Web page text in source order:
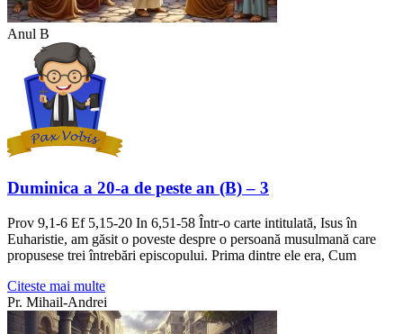
Anul B
Duminica a 20-a de peste an (B) – 3
Prov 9,1-6 Ef 5,15-20 In 6,51-58 Într-o carte intitulată, Isus în
Euharistie, am găsit o poveste despre o persoană musulmană care
propusese trei întrebări episcopului. Prima dintre ele era, Cum
Citeste mai multe
Pr. Mihail-Andrei